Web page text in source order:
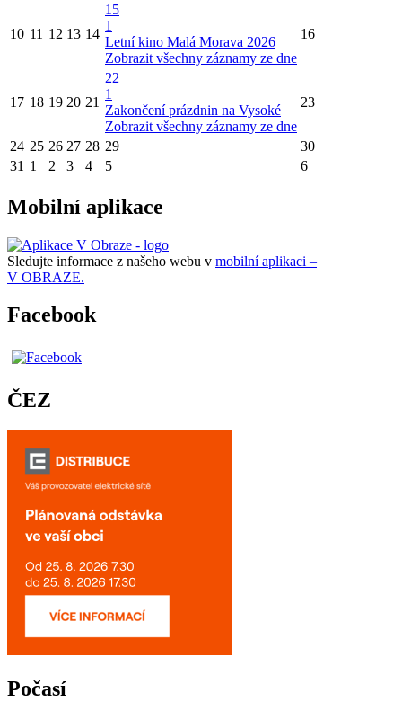
10 11 12 13 14
15
1
Letní kino Malá Morava 2026
Zobrazit všechny záznamy ze dne
16
17 18 19 20 21
22
1
Zakončení prázdnin na Vysoké
Zobrazit všechny záznamy ze dne
23
24 25 26 27 28 29
30
31 1 2 3 4 5 6
Mobilní aplikace
Sledujte informace z našeho webu v mobilní aplikaci –
V OBRAZE.
Facebook
ČEZ
Počasí